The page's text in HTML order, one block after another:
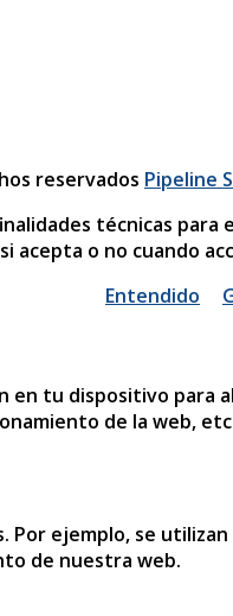
reservados Pipeline
técnicas
acepta o no cuando
Entendido
en tu dispositivo
de la web,
Por ejemplo, se
de nuestra web.